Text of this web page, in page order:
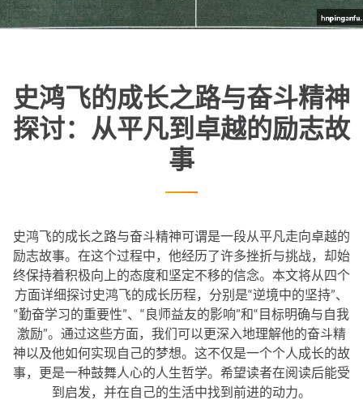
史鸿飞的成长之路与奋斗精神
探讨：从平凡到卓越的励志故
事
史鸿飞的成长之路与奋斗精神可谓是一段从平凡走向卓越的
励志故事。在这个过程中，他经历了许多挫折与挑战，却始
终保持着积极向上的态度和坚定不移的信念。本文将从四个
方面详细探讨史鸿飞的成长历程，分别是“逆境中的坚持”、
“勤奋学习的重要性”、“良师益友的影响”和“目标明确与自我
激励”。通过这些方面，我们可以更深入地理解他的奋斗精
神以及他如何实现自己的梦想。这不仅是一个个人成长的故
事，更是一种鼓舞人心的人生哲学。希望读者在阅读后能受
到启发，并在自己的生活中找到前进的动力。